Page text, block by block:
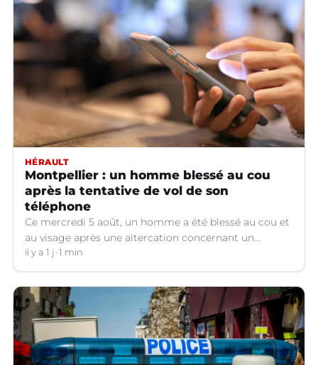
HÉRAULT
Montpellier : un homme blessé au cou
après la tentative de vol de son
téléphone
Ce mercredi 5 août, un homme a été blessé au cou et
au visage après une altercation concernant un
téléphone portable à Montpellier (Hérault).
il y a 1 j 1 min